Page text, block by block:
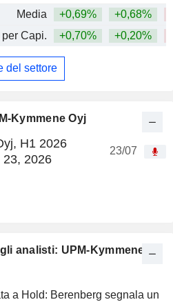
Kymmene Oyj
H1 2026
23, 2026
23/07
analisti: UPM-Kymmene
a Hold: Berenberg segnala un
Media
+0,69% +0,68%
Capi.
+0,70% +0,20%
del settore